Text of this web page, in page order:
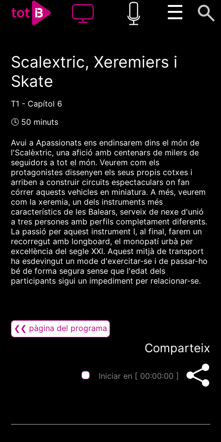
☰
00:00 00:00
Scalextric, Xeremiers i
Skate
T1 - Capítol 6
🕓 50 minuts
Avui a Apassionats ens endinsarem dins el món de
l'Scalèxtric, una afició amb centenars de milers de
seguidors a tot el món. Veurem com els
protagonistes dissenyen els seus propis cotxes i
arriben a construir circuits espectaculars on fan
córrer aquests vehicles en miniatura. A més, veurem
com la xeremia, un dels instruments més
característics de les Balears, serveix de nexe d'unió
a tres persones amb perfils completament diferents.
La passió per aquest instrument I, al final, farem un
recorregut amb longboard, el monopatí urbà per
excel·lència del segle XXI. Aquest mitjà de transport
ha esdevingut un mode d'exercitar-se i de passar-ho
bé de forma segura sense que l'edat dels
participants sigui un impediment per relacionar-se.
❮❮ pàgina del programa
Comparteix
Iniciar en [ 00:00:00 ]